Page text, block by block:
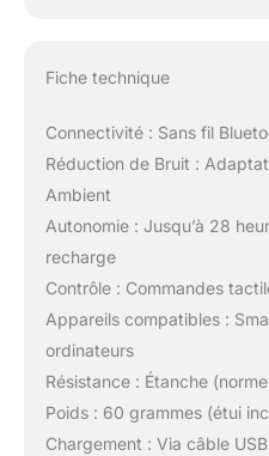
Fiche technique
Connectivité : Sans fil
Réduction de Bruit :
Ambient
Autonomie : Jusqu’à 28
recharge
Contrôle : Commandes
Appareils compatibles :
ordinateurs
Résistance : Étanche
Poids : 60 grammes (étui
Chargement : Via câble